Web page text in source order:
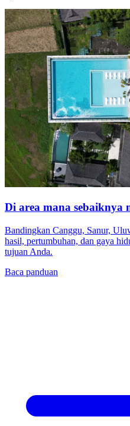
Di area mana sebaiknya
Bandingkan Canggu, Sanur,
hasil, pertumbuhan, dan gaya
tujuan Anda.
Baca panduan